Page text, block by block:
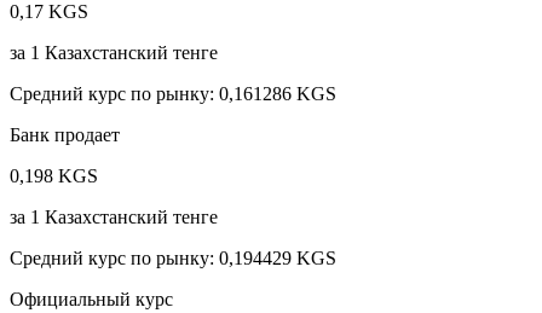
0,17 KGS
за 1 Казахстанский тенге
Средний курс по рынку: 0,161286 KGS
Банк продает
0,198 KGS
за 1 Казахстанский тенге
Средний курс по рынку: 0,194429 KGS
Официальный курс